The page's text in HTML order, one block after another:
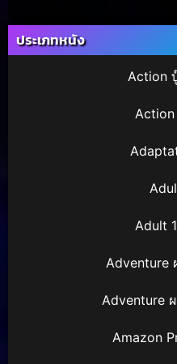
ประเภทหนัง
Action
Adult
Adventure
Adventure
Amazon